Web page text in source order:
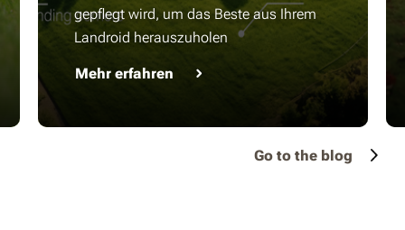
gepflegt wird, um das Beste aus Ihrem
Landroid herauszuholen
Mehr erfahren
Go to the blog